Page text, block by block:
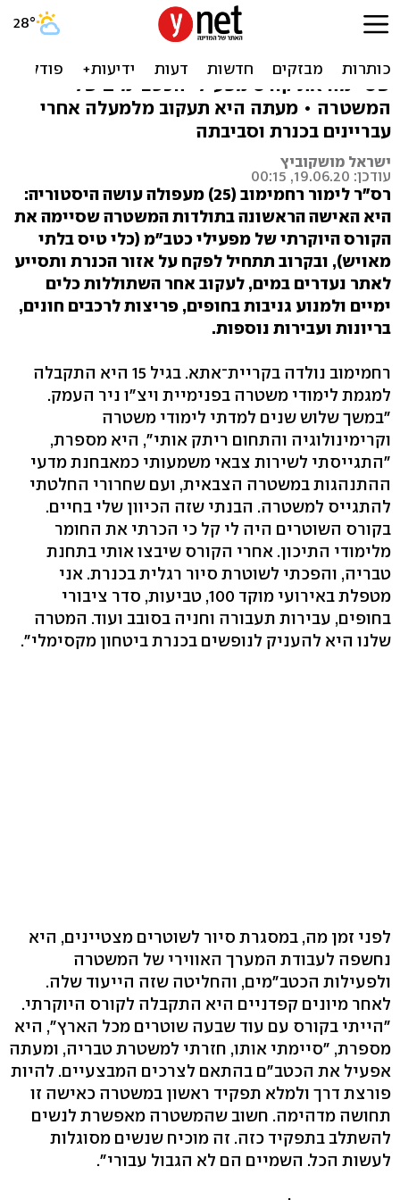
יחידת השיטור האווירי
רס"ר לימור רחמימוב (25) היא האישה הראשונה
שסיימה את קורס מפעילי הכטב"מים של
המשטרה • מעתה היא תעקוב מלמעלה אחרי
עבריינים בכנרת וסביבתה
ישראל מושקוביץ
עודכן: 19.06.20, 00:15
רס"ר לימור רחמימוב (25) מעפולה עושה היסטוריה:
היא האישה הראשונה בתולדות המשטרה שסיימה את
הקורס היוקרתי של מפעילי כטב"מ (כלי טיס בלתי
מאויש), ובקרוב תתחיל לפקח על אזור הכנרת ותסייע
לאתר נעדרים במים, לעקוב אחר השתוללות כלים
ימיים ולמנוע גניבות בחופים, פריצות לרכבים חונים,
בריונות ועבירות נוספות.
רחמימוב נולדה בקריית־אתא. בגיל 15 היא התקבלה
למגמת לימודי משטרה בפנימיית ויצ"ו ניר העמק.
"במשך שלוש שנים למדתי לימודי משטרה
וקרימינולוגיה והתחום ריתק אותי", היא מספרת,
"התגייסתי לשירות צבאי משמעותי כמאבחנת מדעי
ההתנהגות במשטרה הצבאית, ועם שחרורי החלטתי
להתגייס למשטרה. הבנתי שזה הכיוון שלי בחיים.
בקורס השוטרים היה לי קל כי הכרתי את החומר
מלימודי התיכון. אחרי הקורס שיבצו אותי בתחנת
טבריה, והפכתי לשוטרת סיור רגלית בכנרת. אני
מטפלת באירועי מוקד 100, טביעות, סדר ציבורי
בחופים, עבירות תעבורה וחניה בסובב ועוד. המטרה
שלנו היא להעניק לנופשים בכנרת ביטחון מקסימלי".
לפני זמן מה, במסגרת סיור לשוטרים מצטיינים, היא
נחשפה לעבודת המערך האווירי של המשטרה
ולפעילות הכטב"מים, והחליטה שזה הייעוד שלה.
לאחר מיונים קפדניים היא התקבלה לקורס היוקרתי.
"הייתי בקורס עם עוד שבעה שוטרים מכל הארץ", היא
מספרת, "סיימתי אותו, חזרתי למשטרת טבריה, ומעתה
אפעיל את הכטב"ם בהתאם לצרכים המבצעיים. להיות
פורצת דרך ולמלא תפקיד ראשון במשטרה כאישה זו
תחושה מדהימה. חשוב שהמשטרה מאפשרת לנשים
להשתלב בתפקיד כזה. זה מוכיח שנשים מסוגלות
לעשות הכל. השמיים הם לא הגבול עבורי".